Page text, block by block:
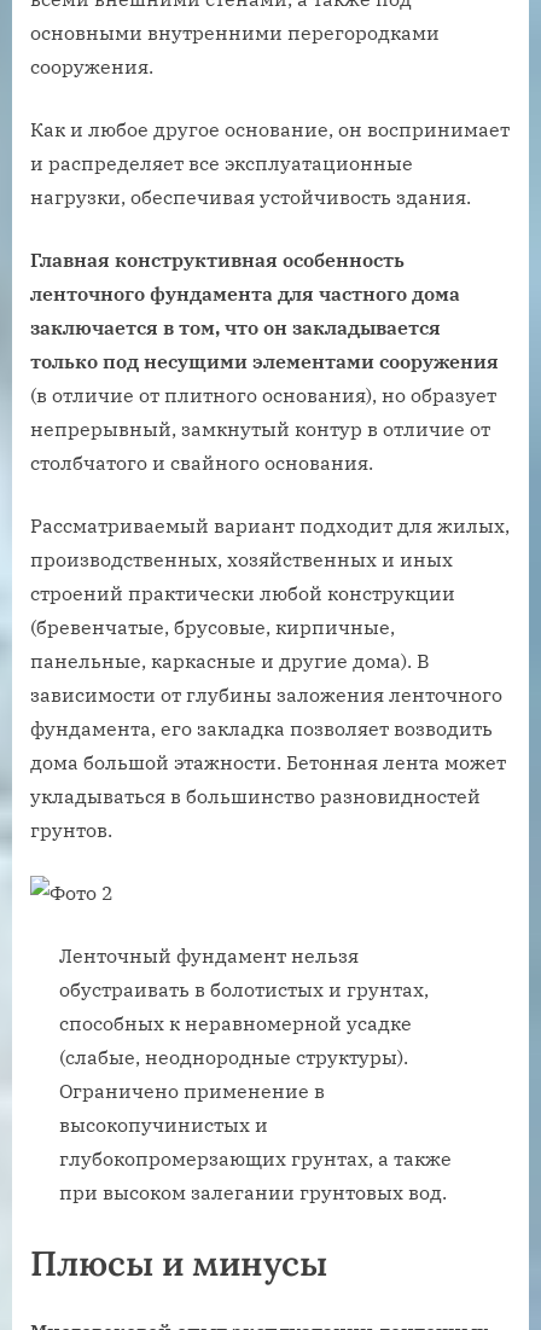
основными внутренними перегородками
сооружения.
Как и любое другое основание, он воспринимает
и распределяет все эксплуатационные
нагрузки, обеспечивая устойчивость здания.
Главная конструктивная особенность
ленточного фундамента для частного дома
заключается в том, что он закладывается
только под несущими элементами сооружения
(в отличие от плитного основания), но образует
непрерывный, замкнутый контур в отличие от
столбчатого и свайного основания.
Рассматриваемый вариант подходит для жилых,
производственных, хозяйственных и иных
строений практически любой конструкции
(бревенчатые, брусовые, кирпичные,
панельные, каркасные и другие дома). В
зависимости от глубины заложения ленточного
фундамента, его закладка позволяет возводить
дома большой этажности. Бетонная лента может
укладываться в большинство разновидностей
грунтов.
Ленточный фундамент нельзя
обустраивать в болотистых и грунтах,
способных к неравномерной усадке
(слабые, неоднородные структуры).
Ограничено применение в
высокопучинистых и
глубокопромерзающих грунтах, а также
при высоком залегании грунтовых вод.
Плюсы и минусы